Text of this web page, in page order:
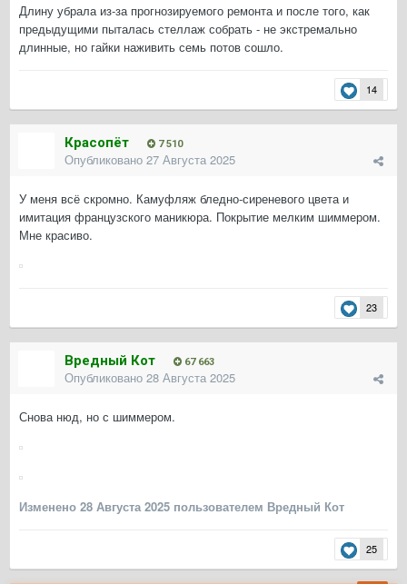
Длину убрала из-за прогнозируемого ремонта и после того, как
предыдущими пыталась стеллаж собрать - не экстремально
длинные, но гайки наживить семь потов сошло.
14
Красопёт 7 510
Опубликовано 27 Августа 2025
У меня всё скромно. Камуфляж бледно-сиреневого цвета и
имитация французского маникюра. Покрытие мелким шиммером.
Мне красиво.
23
Вредный Кот 67 663
Опубликовано 28 Августа 2025
Снова нюд, но с шиммером.
Изменено 28 Августа 2025 пользователем Вредный Кот
25